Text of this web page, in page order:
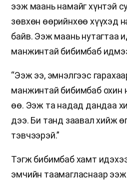
ээж маань намайг хүнтэй
зөвхөн өөрийнхөө хүүхэд
байв. Ээж маань нутагтаа
манжинтай бибимбаб
“Ээж ээ, эмнэлгээс
манжинтай бибимбаб охин
өө. Ээж та надад дандаа
дээ. Би танд заавал хийж
тэвчээрэй.”
Тэгж бибимбаб хамт
эмчийн таамагласнаар